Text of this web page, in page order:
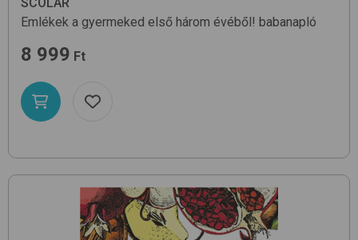
Emlékek a gyermeked első három évéből! babanapló
8 999 Ft